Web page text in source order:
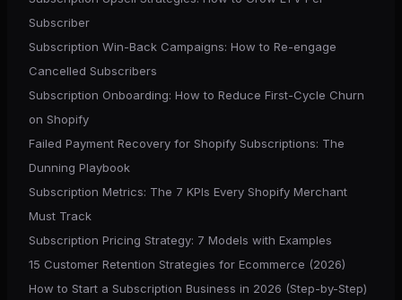
Subscriber
Subscription Win-Back Campaigns: How to Re-engage
Cancelled Subscribers
Subscription Onboarding: How to Reduce First-Cycle Churn
on Shopify
Failed Payment Recovery for Shopify Subscriptions: The
Dunning Playbook
Subscription Metrics: The 7 KPIs Every Shopify Merchant
Must Track
Subscription Pricing Strategy: 7 Models with Examples
15 Customer Retention Strategies for Ecommerce (2026)
How to Start a Subscription Business in 2026 (Step-by-Step)